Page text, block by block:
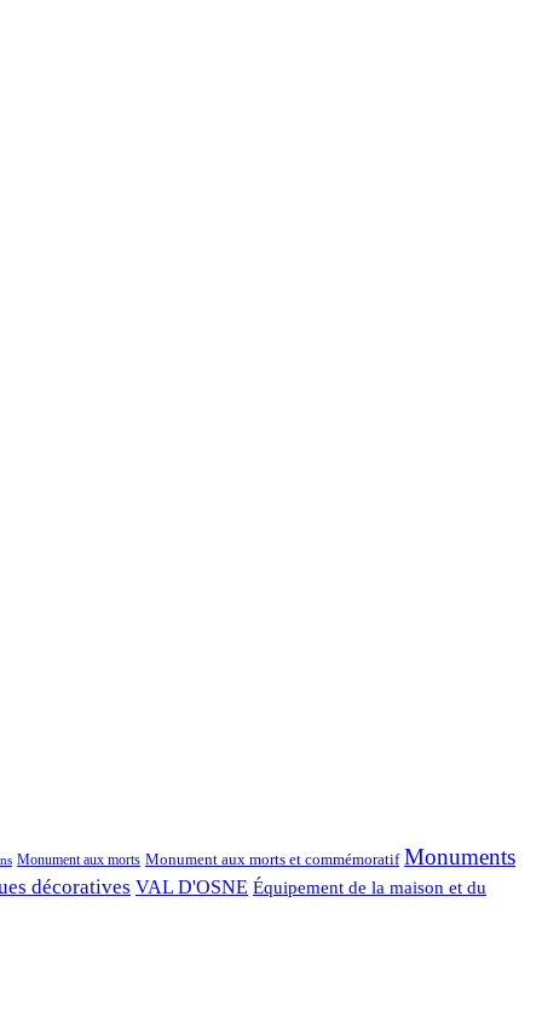
Monument aux morts Monument aux morts et commémoratif Monuments
décoratives VAL D'OSNE Équipement de la maison et du